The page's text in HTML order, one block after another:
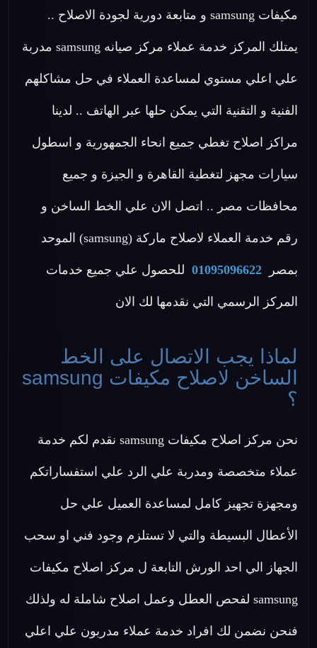
مكيفات samsung و متابعة دورية لجودة الاصلاح ..
يمتلك المركز خدمة عملاء مركز صيانه samsung مدربة
علي اعلي مستوي لمساعدة العملاء في حل مشاكلهم
الفنية و التقنية التي يمكن حلها عبر الهاتف .. لدينا
مراكز اصلاح تغطي جميع انحاء الجمهورية و اسطول
سيارات مجهز لتغطية القاهرة و الجيزة و جميع
محافظات مصر .. اتصل الان علي الخط الساخن و
رقم خدمة العملاء لاصلاح ماركة (samsung) الموحد
بمصر 01095096622 للحصول علي جميع خدمات
المركز الرسمي التي نقدمها لك الان
لماذا يجب الاتصال على الخط
الساخن لاصلاح مكيفات samsung
؟
نحن مركز اصلاح مكيفات samsung نقدم لكم خدمة
عملاء متخصصة ومدربة علي الرد علي استفساراتكم
ومجهزة تجهيز كامل لمساعدة العميل علي حل
الأعطال البسيطة والتي لا تستلزم وجود فني او سحب
الجهاز الي احد الورش التابعة ل مركز اصلاح مكيفات
samsung لفحص العطل وعمل اصلاح شاملة له ولذلك
فنحن نضمن لك افراد خدمة عملاء مدربون علي اعلي